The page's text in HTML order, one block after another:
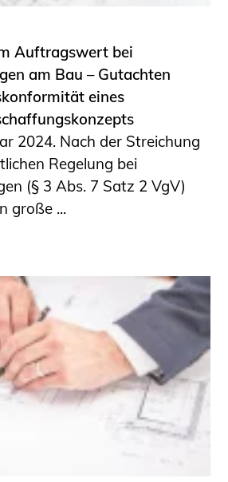
Auftragswert bei
am Bau – Gutachten
eines
2024. Nach der Streichung
Regelung bei
(§ 3 Abs. 7 Satz 2 VgV)
große ...